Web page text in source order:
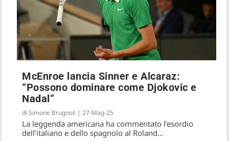
McEnroe lancia Sinner e Alcaraz:
“Possono dominare come Djokovic e
Nadal”
diSimone Brugnoli |27-Mag-25
La leggenda americana ha commentato l’esordio
dell’italiano e dello spagnolo al Roland...